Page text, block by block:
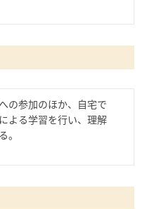
の参加のほか、自宅で
よる学習を行い、理解
。